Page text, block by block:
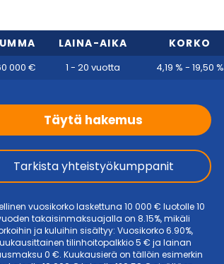
LAINA-AIKA KORKO
000 € 1 - 20 vuotta 4,19 % - 19,50 %
Täytä hakemus
Tarkista yhteistyökumppanit
vuosikorko laskettuna 10 000 € luotolle 10
takaisinmaksuajalla on 8.15%, mikäli
ja kuluihin sisältyy: Vuosikorko 6.90%,
tilinhoitopalkkio 5 € ja lainan
0 €. Kuukausierä on tällöin esimerkin